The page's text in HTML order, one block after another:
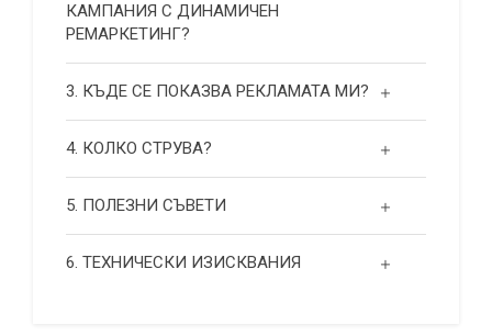
КАМПАНИЯ С ДИНАМИЧЕН
РЕМАРКЕТИНГ?
3. КЪДЕ СЕ ПОКАЗВА РЕКЛАМАТА МИ?
4. КОЛКО СТРУВА?
5. ПОЛЕЗНИ СЪВЕТИ
6. ТЕХНИЧЕСКИ ИЗИСКВАНИЯ